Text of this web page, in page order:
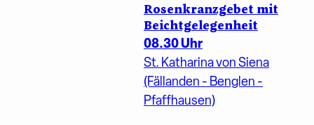
Rosenkranzgebet mit
Beichtgelegenheit
08.30 Uhr
St. Katharina von Siena
(Fällanden - Benglen -
Pfaffhausen)